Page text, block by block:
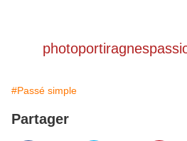
#Passé simple
Partager